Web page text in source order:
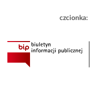
czcionka: